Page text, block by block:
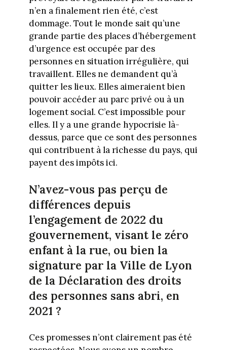
n’en a finalement rien été, c’est
dommage. Tout le monde sait qu’une
grande partie des places d’hébergement
d’urgence est occupée par des
personnes en situation irrégulière, qui
travaillent. Elles ne demandent qu’à
quitter les lieux. Elles aimeraient bien
pouvoir accéder au parc privé ou à un
logement social. C’est impossible pour
elles. Il y a une grande hypocrisie là-
dessus, parce que ce sont des personnes
qui contribuent à la richesse du pays, qui
payent des impôts ici.
N’avez-vous pas perçu de
différences depuis
l’engagement de 2022 du
gouvernement, visant le zéro
enfant à la rue, ou bien la
signature par la Ville de Lyon
de la Déclaration des droits
des personnes sans abri, en
2021 ?
Ces promesses n’ont clairement pas été